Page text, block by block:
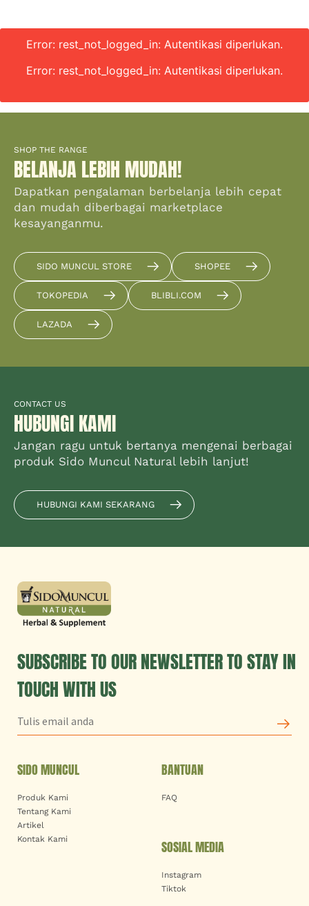
Error: rest_not_logged_in: Autentikasi diperlukan.
Error: rest_not_logged_in: Autentikasi diperlukan.
SHOP THE RANGE
BELANJA LEBIH MUDAH!
Dapatkan pengalaman berbelanja lebih cepat
dan mudah diberbagai marketplace
kesayanganmu.
SIDO MUNCUL STORE SHOPEE
TOKOPEDIA BLIBLI.COM
LAZADA
CONTACT US
HUBUNGI KAMI
Jangan ragu untuk bertanya mengenai berbagai
produk Sido Muncul Natural lebih lanjut!
HUBUNGI KAMI SEKARANG
SUBSCRIBE TO OUR NEWSLETTER TO STAY IN
TOUCH WITH US
SIDO MUNCUL
Produk Kami
Tentang Kami
Artikel
Kontak Kami
BANTUAN
FAQ
SOSIAL MEDIA
Instagram
Tiktok